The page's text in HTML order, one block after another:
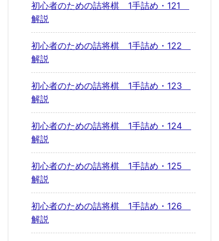
初心者のための詰将棋 1手詰め・121
解説
初心者のための詰将棋 1手詰め・122
解説
初心者のための詰将棋 1手詰め・123
解説
初心者のための詰将棋 1手詰め・124
解説
初心者のための詰将棋 1手詰め・125
解説
初心者のための詰将棋 1手詰め・126
解説